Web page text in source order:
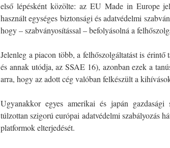
első lépésként közölte: az EU Made in Europe
használt egységes biztonsági és adatvédelmi
hogy – szabványosítással – befolyásolná a
Jelenleg a piacon több, a felhőszolgáltatást is
és annak utódja, az SSAE 16), azonban ezek a
arra, hogy az adott cég valóban felkészült a
Ugyanakkor egyes amerikai és japán
túlzottan szigorú európai adatvédelmi szabályozás
platformok elterjedését.